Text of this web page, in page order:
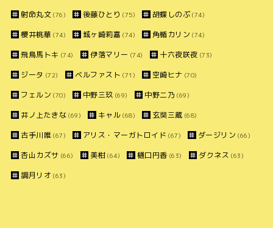
射命丸文 (76) 後藤ひとり (75) 胡蝶しのぶ(74)
櫻井桃華 (74) 城ヶ崎莉嘉 (74) 角楯カリン (74)
飛鳥馬トキ (74) 伊落マリー (74) 十六夜咲夜 (73)
ジータ (72) ベルファスト (71) 空崎ヒナ (70)
フェルン (70) 中野三玖 (69) 中野二乃 (69)
井ノ上たきな (69) キャル (68) 玄奘三蔵 (68)
古手川唯 (67) アリス・マーガトロイド (67) ダージリン (66)
杏山カズサ (66) 美柑 (64) 樋口円香 (63) ダクネス (63)
調月リオ (63)